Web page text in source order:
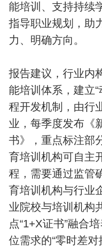
能培训、支持持续
指导职业规划，助
力、明确方向。
报告建议，行业内
能培训体系，建立
程开发机制，由行
业，每季度发布《
书》，重点标注部
育培训机构可自主
程，需要通过监管
育培训机构与行业
业院校与培训机构
点“1+X证书”融合
位需求的“零时差